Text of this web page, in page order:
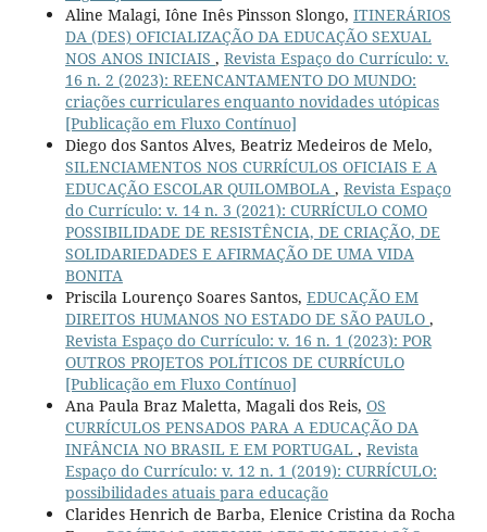
Aline Malagi, Iône Inês Pinsson Slongo, ITINERÁRIOS
DA (DES) OFICIALIZAÇÃO DA EDUCAÇÃO SEXUAL
NOS ANOS INICIAIS , Revista Espaço do Currículo: v.
16 n. 2 (2023): REENCANTAMENTO DO MUNDO:
criações curriculares enquanto novidades utópicas
[Publicação em Fluxo Contínuo]
Diego dos Santos Alves, Beatriz Medeiros de Melo,
SILENCIAMENTOS NOS CURRÍCULOS OFICIAIS E A
EDUCAÇÃO ESCOLAR QUILOMBOLA , Revista Espaço
do Currículo: v. 14 n. 3 (2021): CURRÍCULO COMO
POSSIBILIDADE DE RESISTÊNCIA, DE CRIAÇÃO, DE
SOLIDARIEDADES E AFIRMAÇÃO DE UMA VIDA
BONITA
Priscila Lourenço Soares Santos, EDUCAÇÃO EM
DIREITOS HUMANOS NO ESTADO DE SÃO PAULO ,
Revista Espaço do Currículo: v. 16 n. 1 (2023): POR
OUTROS PROJETOS POLÍTICOS DE CURRÍCULO
[Publicação em Fluxo Contínuo]
Ana Paula Braz Maletta, Magali dos Reis, OS
CURRÍCULOS PENSADOS PARA A EDUCAÇÃO DA
INFÂNCIA NO BRASIL E EM PORTUGAL , Revista
Espaço do Currículo: v. 12 n. 1 (2019): CURRÍCULO:
possibilidades atuais para educação
Clarides Henrich de Barba, Elenice Cristina da Rocha